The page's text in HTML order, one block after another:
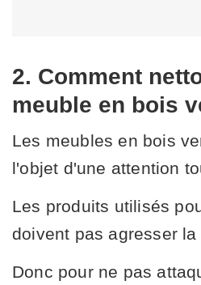
2. Comment
meuble en bois
Les meubles en bois
l'objet d'une attention
Les produits utilisés
doivent pas agresser la
Donc pour ne pas